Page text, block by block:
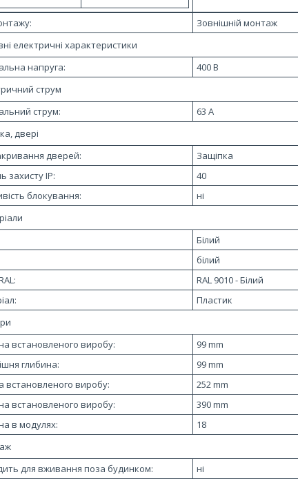
Зовнішній монтаж
електричні характеристики
напруга:
400 B
струм
струм:
63 A
двері
дверей:
Защіпка
захисту IP:
40
блокування:
ні
Білий
білий
RAL 9010 - Білий
Пластик
встановленого виробу:
99 mm
глибина:
99 mm
встановленого виробу:
252 mm
встановленого виробу:
390 mm
в модулях:
18
для вживання поза будинком:
ні